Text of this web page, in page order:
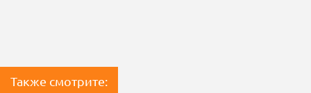
Также смотрите: